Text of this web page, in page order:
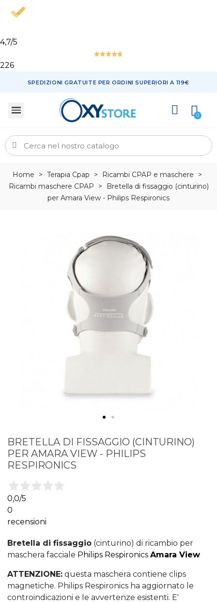
4,7/5
226
SPEDIZIONI GRATUITE PER ORDINI SUPERIORI A 119€
Home > Terapia Cpap > Ricambi CPAP e maschere
>
Ricambi maschere CPAP
>
Bretella di fissaggio (cinturino)
per Amara View - Philips Respironics
BRETELLA DI FISSAGGIO (CINTURINO)
PER AMARA VIEW - PHILIPS
RESPIRONICS
0,0/5
0
recensioni
Bretella di fissaggio (cinturino) di ricambio per
maschera facciale Philips Respironics Amara View
ATTENZIONE: questa maschera contiene clips
magnetiche. Philips Respironics ha aggiornato le
controindicazioni e le avvertenze esistenti. E'